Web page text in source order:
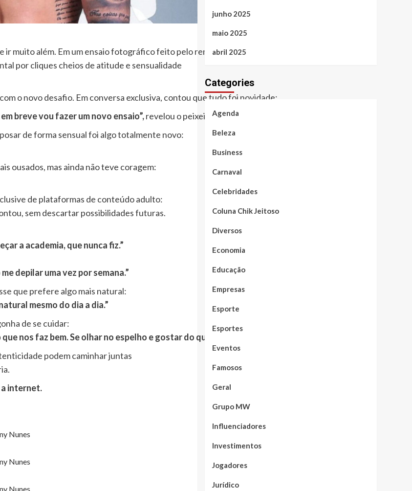
ir muito além. Em um ensaio fotográfico feito pelo renomado fotógrafo
por cliques cheios de atitude e sensualidade
o novo desafio. Em conversa exclusiva, contou que tudo foi novidade:
breve vou fazer um novo ensaio”,revelou o peixeiro mais comentado da internet.
de forma sensual foi algo totalmente novo:
ousados, mas ainda não teve coragem:
de plataformas de conteúdo adulto:
sem descartar possibilidades futuras.
a academia, que nunca fiz.”
depilar uma vez por semana.”
que prefere algo mais natural:
mesmo do dia a dia.”
de se cuidar:
nos faz bem. Se olhar no espelho e gostar do que vê faz toda a diferença.”
podem caminhar juntas
internet.
Nunes
Nunes
Nunes
junho 2025
maio 2025
abril 2025
Categories
Agenda
Beleza
Business
Carnaval
Celebridades
Coluna Chik Jeitoso
Diversos
Economia
Educação
Empresas
Esporte
Esportes
Eventos
Famosos
Geral
Grupo MW
Influenciadores
Investimentos
Jogadores
Jurídico